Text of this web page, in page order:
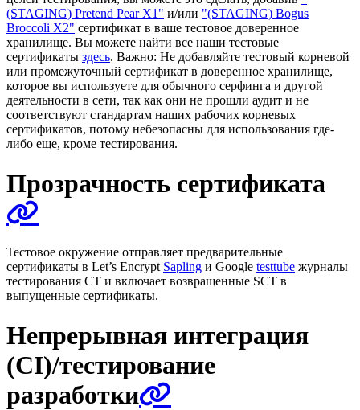
(STAGING) Pretend Pear X1" и/или "(STAGING) Bogus
Broccoli X2" сертификат в ваше тестовое доверенное
хранилище. Вы можете найти все наши тестовые
сертификаты здесь. Важно: Не добавляйте тестовый корневой
или промежуточный сертификат в доверенное хранилище,
которое вы используете для обычного серфинга и другой
деятельности в сети, так как они не прошли аудит и не
соответствуют стандартам наших рабочих корневых
сертификатов, потому небезопасны для использования где-
либо еще, кроме тестирования.
Прозрачность сертификата
Тестовое окружение отправляет предварительные
сертификаты в Let’s Encrypt Sapling и Google testtube журналы
тестирования CT и включает возвращенные SCT в
выпущенные сертификаты.
Непрерывная интеграция
(CI)/тестирование
разработки